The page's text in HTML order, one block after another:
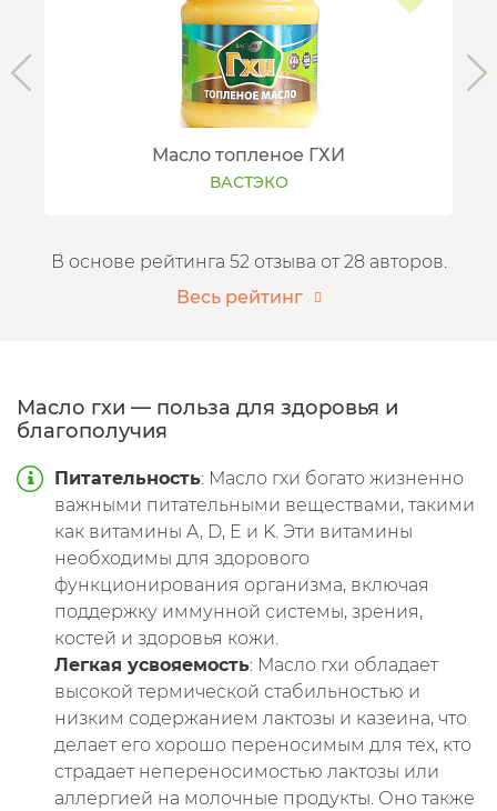
Масло топленое ГХИ
ВАСТЭКО
В основе рейтинга 52 отзыва от 28 авторов.
Весь рейтинг
Масло гхи — польза для здоровья и
благополучия
Питательность: Масло гхи богато жизненно
важными питательными веществами, такими
как витамины A, D, E и K. Эти витамины
необходимы для здорового
функционирования организма, включая
поддержку иммунной системы, зрения,
костей и здоровья кожи.
Легкая усвояемость: Масло гхи обладает
высокой термической стабильностью и
низким содержанием лактозы и казеина, что
делает его хорошо переносимым для тех, кто
страдает непереносимостью лактозы или
аллергией на молочные продукты. Оно также